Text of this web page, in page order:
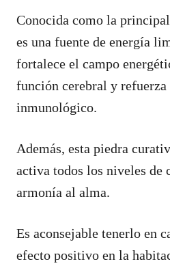
Conocida como la
es una fuente de energía
fortalece el campo
función cerebral y refuerza
inmunológico.
Además, esta piedra
activa todos los niveles de
armonía al alma.
Es aconsejable tenerlo en
efecto positivo en la